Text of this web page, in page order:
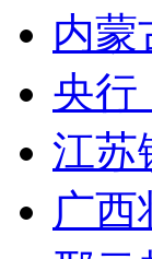
内蒙
央行
江苏
广